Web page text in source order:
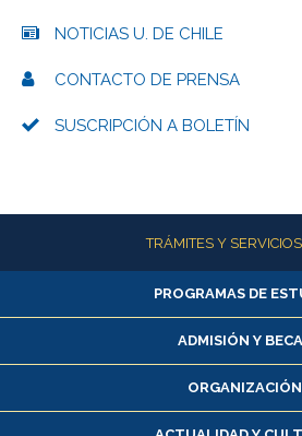
NOTICIAS U. DE CHILE
CONTACTO DE PRENSA
SUSCRIPCIÓN A BOLETÍN
Más informaciónTRÁMITES Y
Alumnas/os y
Matrícula en línea
Inscripción y cambio de
Consulta y certificado
PROGRAMAS DE
ADMISIÓN Y
ORGANIZACIÓN